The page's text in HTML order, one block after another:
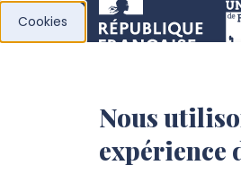
l’Université
Picardie
Cookies
Nous
expérience